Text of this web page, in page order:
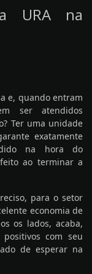
URA na
e, quando entram
ser atendidos
Ter uma unidade
exatamente
na hora do
ao terminar a
para o setor
economia de
os lados, acaba,
com seu
de esperar na